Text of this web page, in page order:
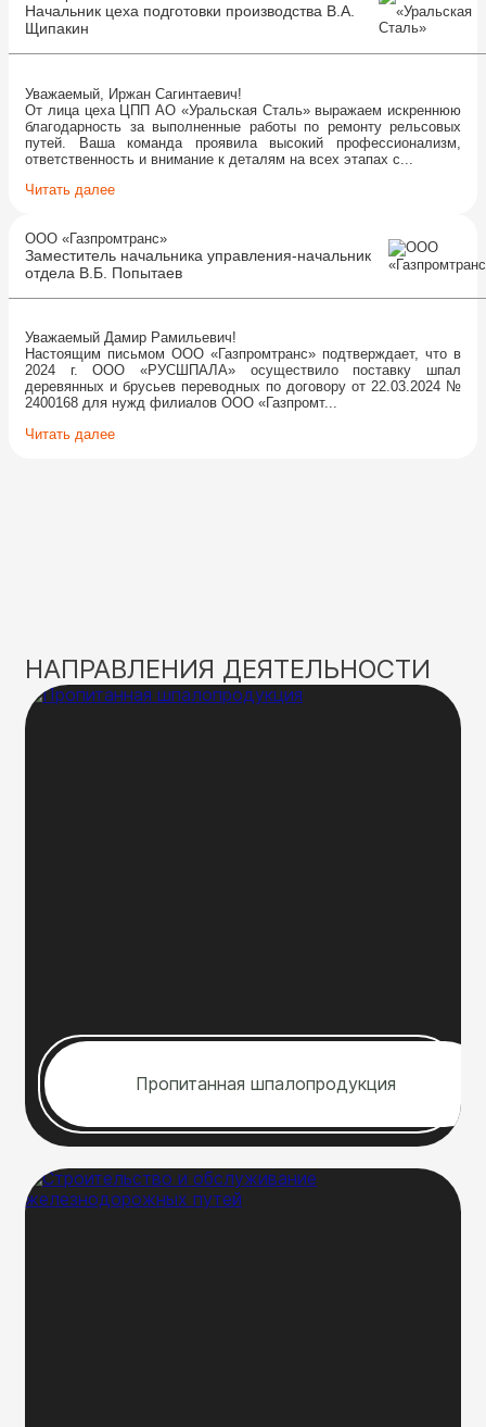
Начальник цеха подготовки производства В.А.
Щипакин
Уважаемый, Иржан Сагинтаевич!
От лица цеха ЦПП АО «Уральская Сталь» выражаем искреннюю
благодарность за выполненные работы по ремонту рельсовых
путей. Ваша команда проявила высокий профессионализм,
ответственность и внимание к деталям на всех этапах с...
Читать далее
ООО «Газпромтранс»
Заместитель начальника управления-начальник
отдела В.Б. Попытаев
Уважаемый Дамир Рамильевич!
Настоящим письмом ООО «Газпромтранс» подтверждает, что в
2024 г. ООО «РУСШПАЛА» осуществило поставку шпал
деревянных и брусьев переводных по договору от 22.03.2024 №
2400168 для нужд филиалов ООО «Газпромт...
Читать далее
НАПРАВЛЕНИЯ ДЕЯТЕЛЬНОСТИ
Пропитанная шпалопродукция